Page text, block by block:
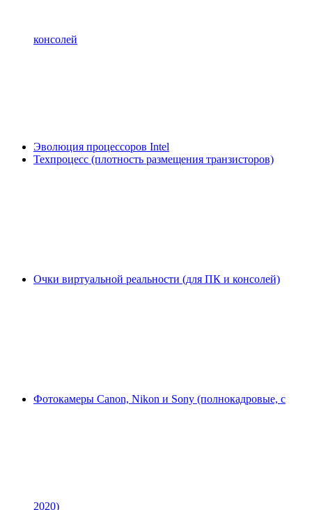
консолей
Эволюция процессоров Intel
Техпроцесс (плотность размещения транзисторов)
Очки виртуальной реальности (для ПК и консолей)
Фотокамеры Canon, Nikon и Sony (полнокадровые, с
2020)